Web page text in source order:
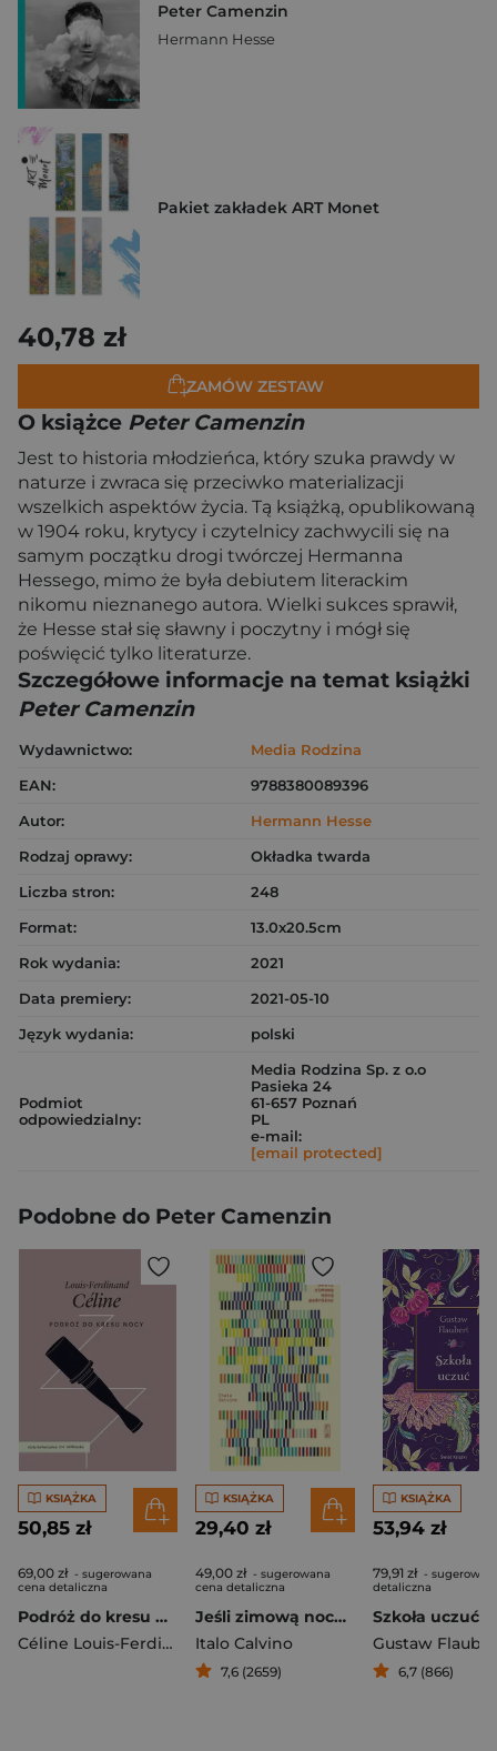
Peter Camenzin
Hermann Hesse
Pakiet zakładek ART Monet
40,78 zł
ZAMÓW ZESTAW
O książce Peter Camenzin
Jest to historia młodzieńca, który szuka prawdy w
naturze i zwraca się przeciwko materializacji
wszelkich aspektów życia. Tą książką, opublikowaną
w 1904 roku, krytycy i czytelnicy zachwycili się na
samym początku drogi twórczej Hermanna
Hessego, mimo że była debiutem literackim
nikomu nieznanego autora. Wielki sukces sprawił,
że Hesse stał się sławny i poczytny i mógł się
poświęcić tylko literaturze.
Szczegółowe informacje na temat książki
Peter Camenzin
Wydawnictwo:
Media Rodzina
EAN:
9788380089396
Autor:
Hermann Hesse
Rodzaj oprawy:
Okładka twarda
Liczba stron:
248
Format:
13.0x20.5cm
Rok wydania:
2021
Data premiery:
2021-05-10
Język wydania:
polski
Podmiot
odpowiedzialny:
Media Rodzina Sp. z o.o
Pasieka 24
61-657 Poznań
PL
e-mail:
[email protected]
Podobne do Peter Camenzin
KSIĄŻKA
50,85 zł
69,00 zł - sugerowana
cena detaliczna
Podróż do kresu nocy
Céline Louis-Ferdinand
KSIĄŻKA
29,40 zł
49,00 zł - sugerowana
cena detaliczna
Jeśli zimową nocą podróżny
Italo Calvino
7,6 (2659)
KSIĄŻKA
53,94 zł
79,91 zł -
detaliczna
Gustaw
6,7 (866)